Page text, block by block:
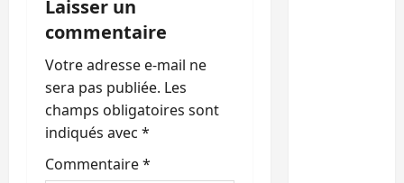
i
o
n
d
’
Laisser un
commentaire
Votre adresse e-mail ne
sera pas publiée. Les
champs obligatoires sont
indiqués avec *
Commentaire*